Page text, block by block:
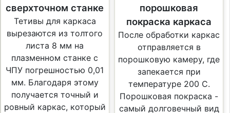
сверхточном станке
Тетивы для каркаса
вырезаются из толтого
листа 8 мм на
плазменном станке с
ЧПУ погрешностью 0,01
мм. Благодаря этому
получается точный и
ровный каркас, который
порошковая
покраска каркаса
После обработки каркас
отправляется в
порошковую камеру, где
запекается при
температуре 200 С.
Порошковая покраска -
самый долговечный вид